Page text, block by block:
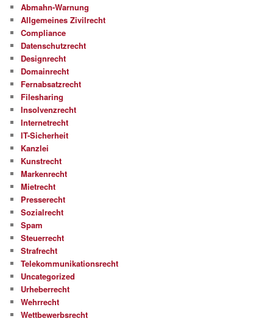
Abmahn-Warnung
Allgemeines Zivilrecht
Compliance
Datenschutzrecht
Designrecht
Domainrecht
Fernabsatzrecht
Filesharing
Insolvenzrecht
Internetrecht
IT-Sicherheit
Kanzlei
Kunstrecht
Markenrecht
Mietrecht
Presserecht
Sozialrecht
Spam
Steuerrecht
Strafrecht
Telekommunikationsrecht
Uncategorized
Urheberrecht
Wehrrecht
Wettbewerbsrecht